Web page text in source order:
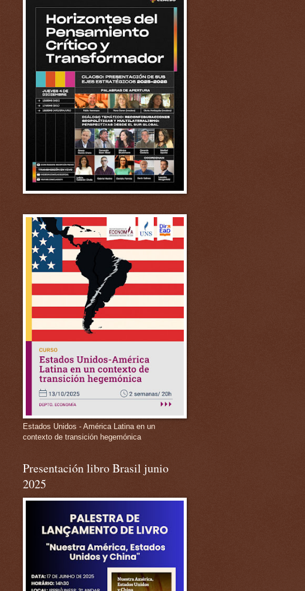
Estados Unidos - América Latina en un
contexto de transición hegemónica
Presentación libro Brasil junio
2025